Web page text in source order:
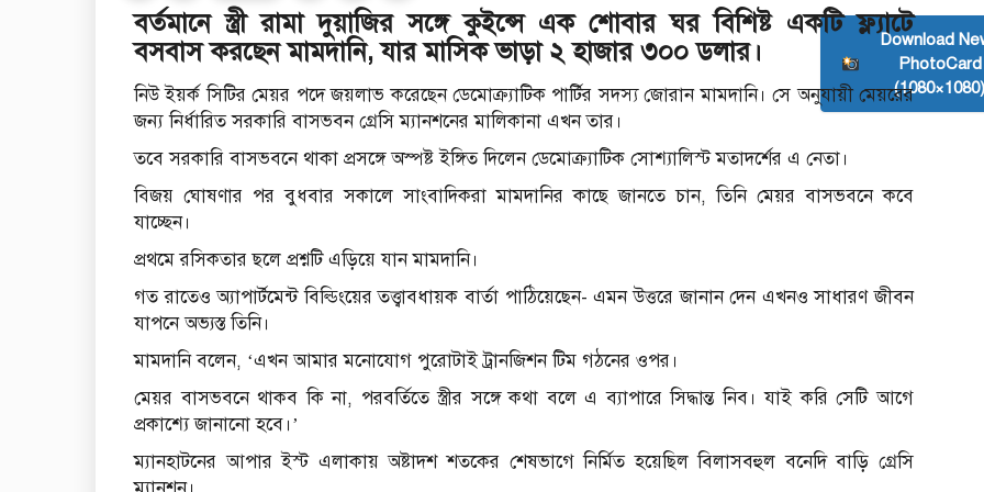
বর্তমানে স্ত্রী রামা দুয়াজির সঙ্গে কুইন্সে এক শোবার ঘর বিশিষ্ট একটি ফ্ল্যাটে
বসবাস করছেন মামদানি, যার মাসিক ভাড়া ২ হাজার ৩০০ ডলার।
নিউ ইয়র্ক সিটির মেয়র পদে জয়লাভ করেছেন ডেমোক্র্যাটিক পার্টির সদস্য জোরান মামদানি। সে অনুযায়ী মেয়রের
জন্য নির্ধারিত সরকারি বাসভবন গ্রেসি ম্যানশনের মালিকানা এখন তার।
তবে সরকারি বাসভবনে থাকা প্রসঙ্গে অস্পষ্ট ইঙ্গিত দিলেন ডেমোক্র্যাটিক সোশ্যালিস্ট মতাদর্শের এ নেতা।
বিজয় ঘোষণার পর বুধবার সকালে সাংবাদিকরা মামদানির কাছে জানতে চান, তিনি মেয়র বাসভবনে কবে
যাচ্ছেন।
প্রথমে রসিকতার ছলে প্রশ্নটি এড়িয়ে যান মামদানি।
গত রাতেও অ্যাপার্টমেন্ট বিল্ডিংয়ের তত্ত্বাবধায়ক বার্তা পাঠিয়েছেন- এমন উত্তরে জানান দেন এখনও সাধারণ জীবন
যাপনে অভ্যস্ত তিনি।
মামদানি বলেন, ‘এখন আমার মনোযোগ পুরোটাই ট্রানজিশন টিম গঠনের ওপর।
মেয়র বাসভবনে থাকব কি না, পরবর্তিতে স্ত্রীর সঙ্গে কথা বলে এ ব্যাপারে সিদ্ধান্ত নিব। যাই করি সেটি আগে
প্রকাশ্যে জানানো হবে।’
ম্যানহাটনের আপার ইস্ট এলাকায় অষ্টাদশ শতকের শেষভাগে নির্মিত হয়েছিল বিলাসবহুল বনেদি বাড়ি গ্রেসি
Download
PhotoCard
(1080×1080)